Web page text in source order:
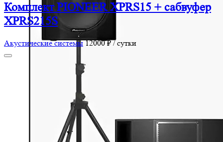
Комплект PIONEER XPRS15 + сабвуфер
XPRS215S
Акустические системы 12000 ₽ / сутки